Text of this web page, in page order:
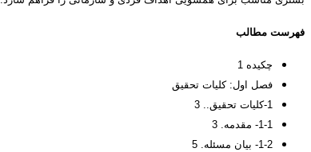
فهرست مطالب
چكيده 1
فصل اول: کلیات تحقیق
1-کلیات تحقیق.. 3
1-1- مقدمه. 3
1-2- بیان مسئله. 5